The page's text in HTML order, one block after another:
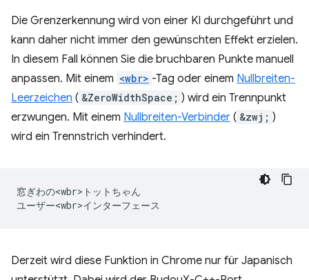
Die Grenzerkennung wird von einer KI durchgeführt und
kann daher nicht immer den gewünschten Effekt erzielen.
In diesem Fall können Sie die bruchbaren Punkte manuell
anpassen. Mit einem <wbr> -Tag oder einem Nullbreiten-
Leerzeichen ( &ZeroWidthSpace; ) wird ein Trennpunkt
erzwungen. Mit einem Nullbreiten-Verbinder ( &zwj; )
wird ein Trennstrich verhindert.
窓ぎわの<wbr>トットちゃん
Derzeit wird diese Funktion in Chrome nur für Japanisch